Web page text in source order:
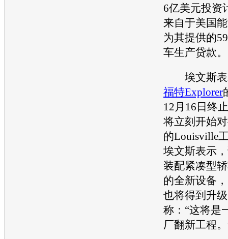
6亿美元投资
来自于美国
为其提供的
车生产贷款。
埃文斯表
福特Explorer
12月16日终
将立刻开始
的Louisville
埃文斯表示
装配紧凑型
的全新设备
也将得到升
称：“这将是
厂翻新工程